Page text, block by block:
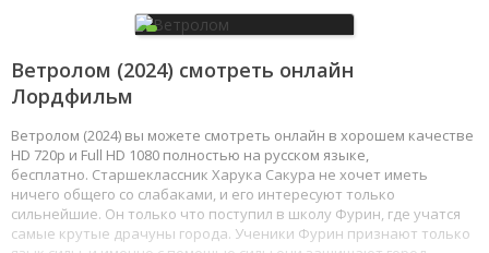
Ветролом (2024) смотреть онлайн
Лордфильм
Ветролом (2024) вы можете смотреть онлайн в хорошем качестве
HD 720p и Full HD 1080 полностью на русском языке,
бесплатно. Старшеклассник Харука Сакура не хочет иметь
ничего общего со слабаками, и его интересуют только
сильнейшие. Он только что поступил в школу Фурин, где учатся
самые крутые драчуны города. Ученики Фурин признают только